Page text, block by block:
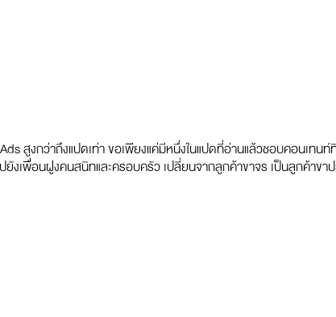
สูงกว่าถึงแปดเท่า ขอเพียงแค่มีหนึ่งในแปดที่อ่านแล้วชอบคอนเทน
เพื่อนฝูงคนสนิทและครอบครัว เปลี่ยนจากลูกค้าขาจร เป็นลูกค้าขา